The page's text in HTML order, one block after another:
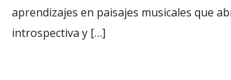
aprendizajes en paisajes musicales que
introspectiva y […]